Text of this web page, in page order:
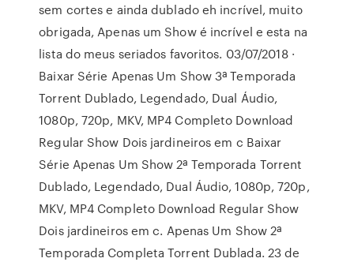
sem cortes e ainda dublado eh incrível, muito
obrigada, Apenas um Show é incrível e esta na
lista do meus seriados favoritos. 03/07/2018 ·
Baixar Série Apenas Um Show 3ª Temporada
Torrent Dublado, Legendado, Dual Áudio,
1080p, 720p, MKV, MP4 Completo Download
Regular Show Dois jardineiros em c Baixar
Série Apenas Um Show 2ª Temporada Torrent
Dublado, Legendado, Dual Áudio, 1080p, 720p,
MKV, MP4 Completo Download Regular Show
Dois jardineiros em c. Apenas Um Show 2ª
Temporada Completa Torrent Dublada. 23 de